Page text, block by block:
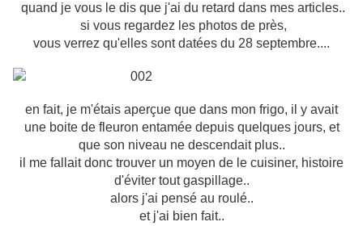
quand je vous le dis que j'ai du retard dans mes articles..
si vous regardez les photos de près,
vous verrez qu'elles sont datées du 28 septembre....
en fait, je m'étais aperçue que dans mon frigo, il y avait
une boite de fleuron entamée depuis quelques jours, et
que son niveau ne descendait plus..
il me fallait donc trouver un moyen de le cuisiner, histoire
d'éviter tout gaspillage..
alors j'ai pensé au roulé..
et j'ai bien fait..